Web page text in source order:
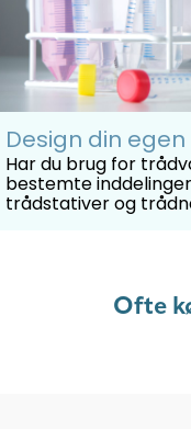
Design din
Har du brug for
bestemte
trådstativer og
Ofte